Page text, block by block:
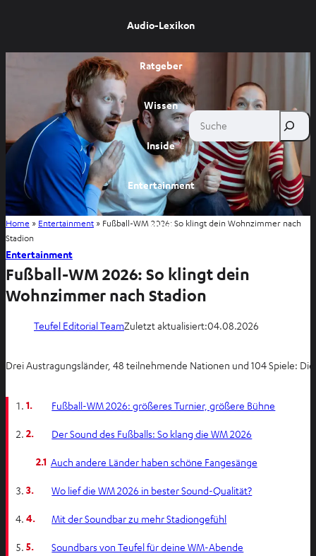
Audio-Lexikon
Ratgeber
Wissen
Inside
Entertainment
Shop
Suche
Home » Entertainment » Fußball-WM 2026: So klingt dein Wohnzimmer nach
Stadion
Entertainment
Fußball-WM 2026: So klingt dein
Wohnzimmer nach Stadion
Teufel Editorial TeamZuletzt aktualisiert:04.08.2026
Drei Austragungsländer, 48 teilnehmende Nationen und 104 Spiele:
1. Fußball-WM 2026: größeres Turnier, größere Bühne
2. Der Sound des Fußballs: So klang die WM 2026
2.1 Auch andere Länder haben schöne Fangesänge
3. Wo lief die WM 2026 in bester Sound-Qualität?
4. Mit der Soundbar zu mehr Stadiongefühl
5. Soundbars von Teufel für deine WM-Abende